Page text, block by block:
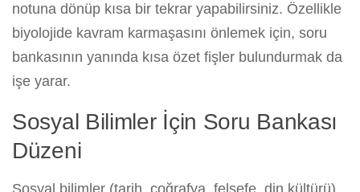
notuna dönüp kısa bir tekrar yapabilirsiniz. Özellikle
biyolojide kavram karmaşasını önlemek için, soru
bankasının yanında kısa özet fişler bulundurmak da
işe yarar.
Sosyal Bilimler İçin Soru Bankası
Düzeni